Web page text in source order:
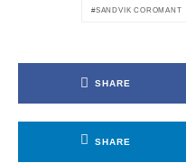
SANDVIK COROMANT
SHARE
SHARE